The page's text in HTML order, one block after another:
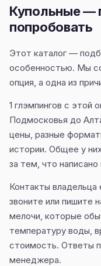
Купольные —
попробовать
Этот каталог —
особенностью. Мы
опция, а одна из
1 глэмпингов с этой
Подмосковья до
цены, разные
истории. Общее у
за тем, что
Контакты
звоните или пишите
мелочи, которые
температуру воды,
стоимость. Ответы
менеджера.